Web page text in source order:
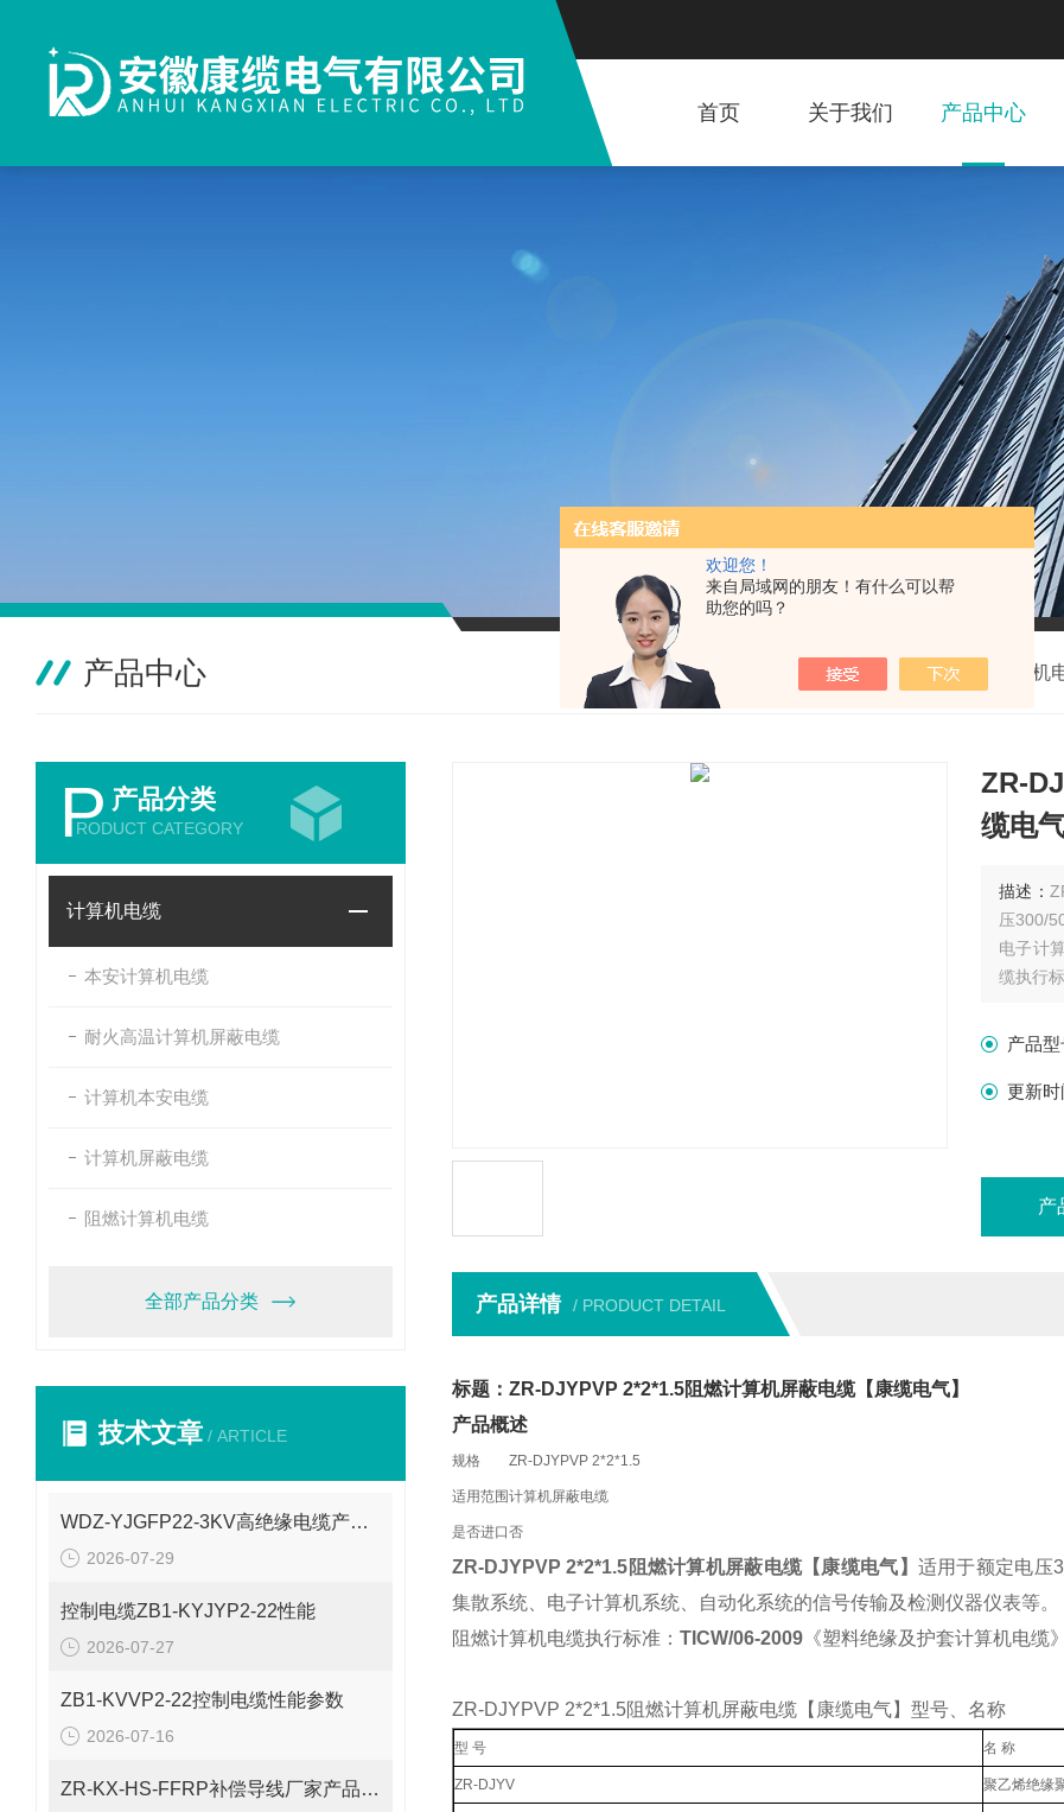
欢迎您！
来自局域网的朋友！有什么可以帮
助您的吗？
首页 关于我们 产品中心
产品中心 我的位置： 首页> 产品中心> > 计算机
P 产品分类
RODUCT CATEGORY
计算机电缆
本安计算机电缆
耐火高温计算机屏蔽电缆
计算机本安电缆
计算机屏蔽电缆
阻燃计算机电缆
全部产品分类
技术文章 / ARTICLE
WDZ-YJGFP22-3KV高绝缘电缆产品介绍
2026-07-29
控制电缆ZB1-KYJYP2-22性能
2026-07-27
ZB1-KVVP2-22控制电缆性能参数
2026-07-16
ZR-KX-HS-FFRP补偿导线厂家产品性能
ZR-
缆电气
描述：
压300/
电子计
缆执行标
产品型
更新时
产
产品详情 / PRODUCT DETAIL
标题：ZR-DJYPVP 2*2*1.5阻燃计算机屏蔽电缆【康缆电气】
产品概述
规格 ZR-DJYPVP 2*2*1.5
适用范围计算机屏蔽电缆
是否进口否
ZR-DJYPVP 2*2*1.5阻燃计算机屏蔽电缆【康缆电气】 适用于额定电压
集散系统、电子计算机系统、自动化系统的信号传输及检测仪器仪表等。
阻燃计算机电缆执行标准： TICW/06-2009 《塑料绝缘及护套计算机电缆》
ZR-DJYPVP 2*2*1.5阻燃计算机屏蔽电缆【康缆电气】型号、名称
型 号 名 称
ZR-DJYV 聚乙烯绝缘